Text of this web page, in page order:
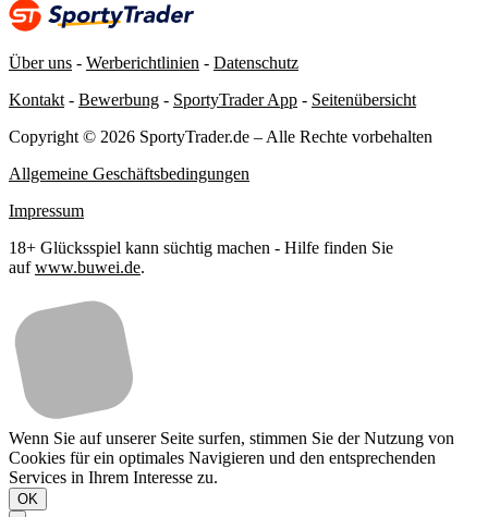
Über uns - Werberichtlinien - Datenschutz
Kontakt- Bewerbung - SportyTrader App - Seitenübersicht
Copyright © 2026 SportyTrader.de – Alle Rechte vorbehalten
Allgemeine Geschäftsbedingungen
Impressum
18+ Glücksspiel kann süchtig machen - Hilfe finden Sie
aufwww.buwei.de.
Wenn Sie auf unserer Seite surfen, stimmen Sie der Nutzung von
Cookies für ein optimales Navigieren und den entsprechenden
Services in Ihrem Interesse zu.
OK